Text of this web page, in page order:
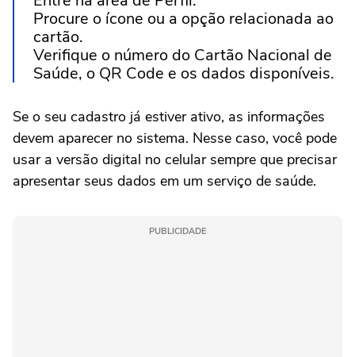
Procure o ícone ou a opção relacionada ao
cartão.
Verifique o número do Cartão Nacional de
Saúde, o QR Code e os dados disponíveis.
Se o seu cadastro já estiver ativo, as informações
devem aparecer no sistema. Nesse caso, você pode
usar a versão digital no celular sempre que precisar
apresentar seus dados em um serviço de saúde.
PUBLICIDADE